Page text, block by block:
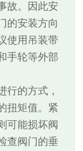
故。因此安
的安装方向
使用吊装带
手轮等外部
行的方式，
扭矩值。紧
可能损坏阀
查阀门的垂